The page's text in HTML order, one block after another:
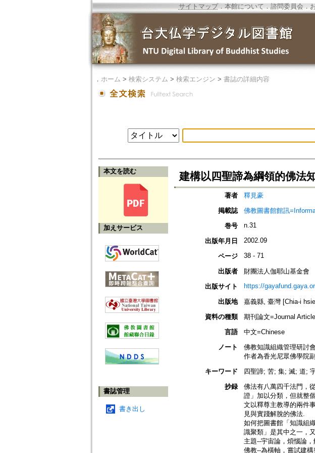
サイトマップ．本館について ． 諮問委員会．
． ホーム > 検索システム > 検索エンジン > 書誌の詳細内容
本文を読む
加えサービス
書誌管理
書き出し
建構以四聖諦為綱領的佛法
著者
釋見豪
掲載誌
佛教圖書館館訊
巻号
n.31
出版年月日 2002.09
ページ 38 - 71
出版者
財團法人伽耶山基金會
出版サイト
https://
出版地
嘉義縣, 臺灣 [Chia-i
資料の種類
期刊論文=Journal Article
言語
中文=Chinese
ノート
佛教知識組織管理研討
作者為香光尼眾佛學院
キーワード
四聖諦; 苦; 集; 滅; 道;
抄録
佛法有八萬四千法門，
證」加以分類，但就整
文以釋尊主教導的兩件
見與實踐解脫的佛法.
如何把圖書館「知識組
識聚類」是其中之一，
主題--宇宙論，煩惱論
佛教--為橫軸，嘗試建